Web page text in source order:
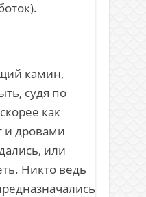
камин,
судя по
как
и дровами
или
Никто ведь